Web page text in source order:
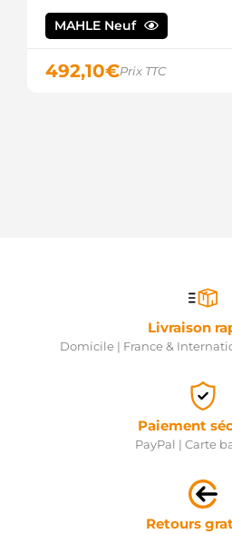
MAHLE Neuf
492,10€Prix TTC
Livraison
Domicile | France &
Paiement
PayPal | Carte
Retours